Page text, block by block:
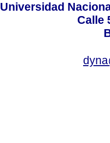
Universidad
Calle